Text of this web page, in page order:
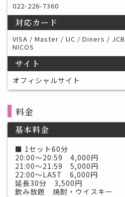
022-226-7360
対応カード
VISA / Master / UC / Diners / JCB
NICOS
サイト
オフィシャルサイト
料金
基本料金
■ 1セット60分
20:00～20:59 4,000円
21:00～21:59 5,000円
22:00～LAST 6,000円
延長30分 3,500円
飲み放題 焼酎・ウイスキー